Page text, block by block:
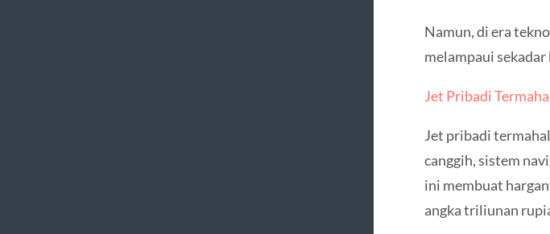
Namun, di era
melampaui sekadar
Jet Pribadi
Jet pribadi
canggih, sistem
ini membuat
angka triliunan